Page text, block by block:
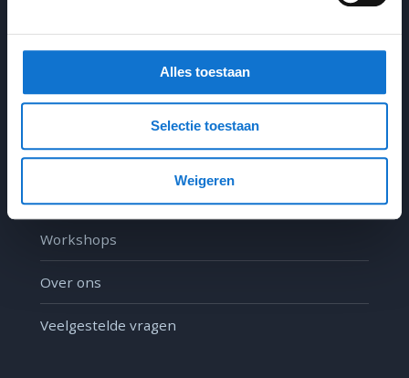
Alles toestaan
Selectie toestaan
Weigeren
Portfolio
Expertises
Workshops
Over ons
Veelgestelde vragen